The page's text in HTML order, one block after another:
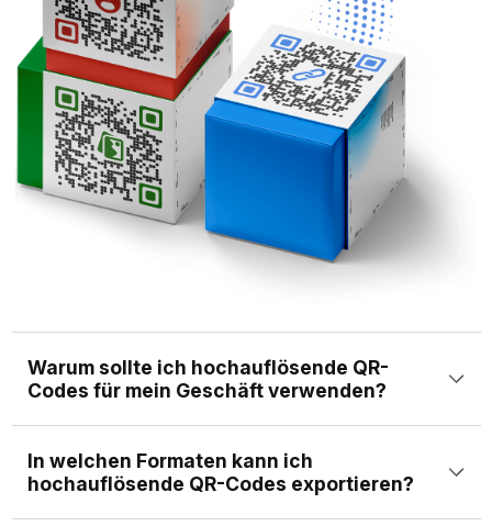
Warum sollte ich hochauflösende QR-
Codes für mein Geschäft verwenden?
sicher, dass Ihre Codes unabhängig von der Größe
scannelbar und visuell ansprechend bleiben. Dies ist
In welchen Formaten kann ich
hochauflösende QR-Codes exportieren?